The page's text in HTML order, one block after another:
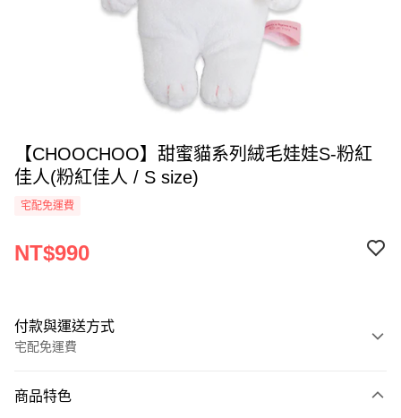
【CHOOCHOO】甜蜜貓系列絨毛娃娃S-粉紅
佳人(粉紅佳人 / S size)
宅配免運費
NT$990
付款與運送方式
宅配免運費
全家線上支付
商品特色